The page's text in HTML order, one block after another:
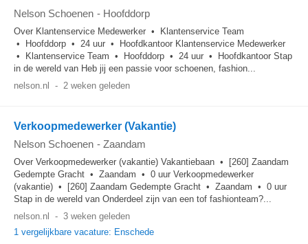
Nelson Schoenen - Hoofddorp
Over Klantenservice Medewerker • Klantenservice Team
• Hoofddorp • 24 uur • Hoofdkantoor Klantenservice Medewerker
• Klantenservice Team • Hoofddorp • 24 uur • Hoofdkantoor Stap
in de wereld van Heb jij een passie voor schoenen, fashion...
nelson.nl
- 2 weken geleden
Verkoopmedewerker (Vakantie)
Nelson Schoenen - Zaandam
Over Verkoopmedewerker (vakantie) Vakantiebaan • [260] Zaandam
Gedempte Gracht • Zaandam • 0 uur Verkoopmedewerker
(vakantie) • [260] Zaandam Gedempte Gracht • Zaandam • 0 uur
Stap in de wereld van Onderdeel zijn van een tof fashionteam?...
nelson.nl
- 3 weken geleden
1 vergelijkbare vacature: Enschede